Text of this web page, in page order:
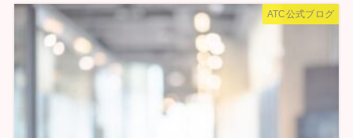
ATC公式ブログ